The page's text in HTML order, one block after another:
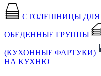
СТОЛЕШНИЦЫ ДЛЯ
ОБЕДЕННЫЕ ГРУППЫ
(КУХОННЫЕ ФАРТУКИ)
НА КУХНЮ